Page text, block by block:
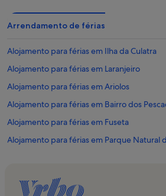
Arrendamento de férias
Alojamento para férias em Ilha da Culatra
Alojamento para férias em Laranjeiro
Alojamento para férias em Ariolos
Alojamento para férias em Bairro dos
Alojamento para férias em Fuseta
Alojamento para férias em Parque Natural
Alojamento para férias em Mercado
Alojamento para férias em Olhão